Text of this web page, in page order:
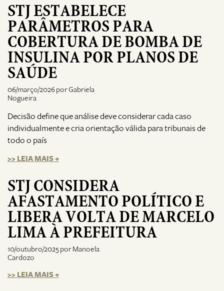
STJ ESTABELECE
PARÂMETROS PARA
COBERTURA DE BOMBA DE
INSULINA POR PLANOS DE
SAÚDE
06/março/2026 por Gabriela
Nogueira
Decisão define que análise deve considerar cada caso
individualmente e cria orientação válida para tribunais de
todo o país
>> LEIA MAIS +
STJ CONSIDERA
AFASTAMENTO POLÍTICO E
LIBERA VOLTA DE MARCELO
LIMA À PREFEITURA
10/outubro/2025 por Manoela
Cardozo
>> LEIA MAIS +